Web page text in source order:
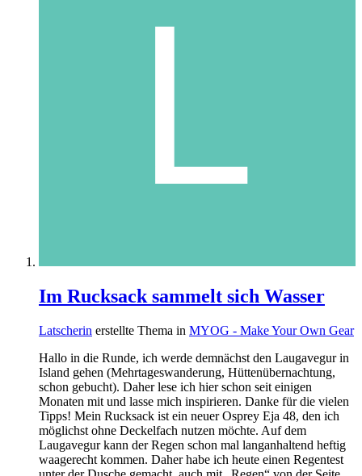
Im Rucksack sammelt sich Wasser
Latscherin erstellte Thema in MYOG - Make Your Own Gear
Hallo in die Runde, ich werde demnächst den Laugavegur in
Island gehen (Mehrtageswanderung, Hüttenübernachtung,
schon gebucht). Daher lese ich hier schon seit einigen
Monaten mit und lasse mich inspirieren. Danke für die vielen
Tipps! Mein Rucksack ist ein neuer Osprey Eja 48, den ich
möglichst ohne Deckelfach nutzen möchte. Auf dem
Laugavegur kann der Regen schon mal langanhaltend heftig
waagerecht kommen. Daher habe ich heute einen Regentest